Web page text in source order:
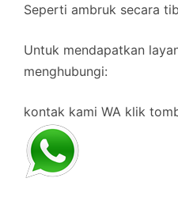
Seperti ambruk secara
Untuk mendapatkan
menghubungi:
kontak kami WA klik